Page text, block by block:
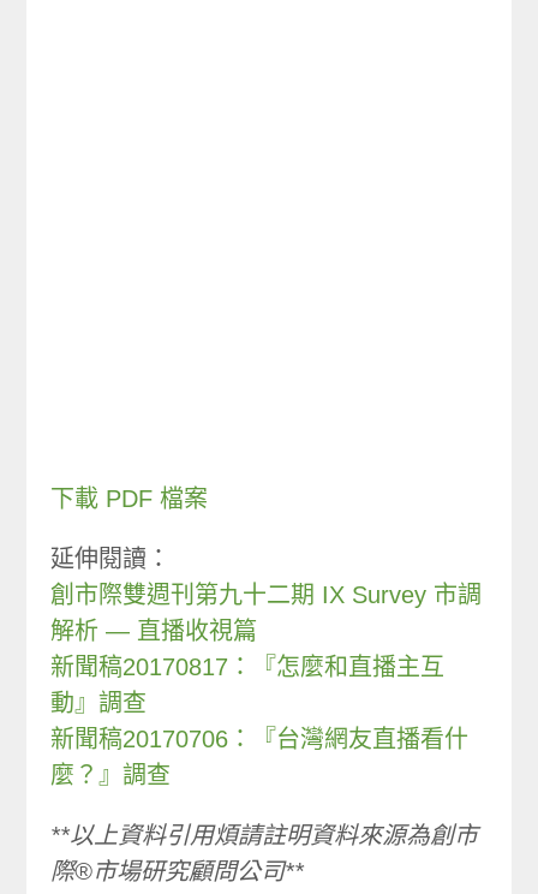
下載 PDF 檔案
延伸閱讀：
創市際雙週刊第九十二期 IX Survey 市調
解析 — 直播收視篇
新聞稿20170817：『怎麼和直播主互
動』調查
新聞稿20170706：『台灣網友直播看什
麼？』調查
**以上資料引用煩請註明資料來源為創市
際®市場研究顧問公司**